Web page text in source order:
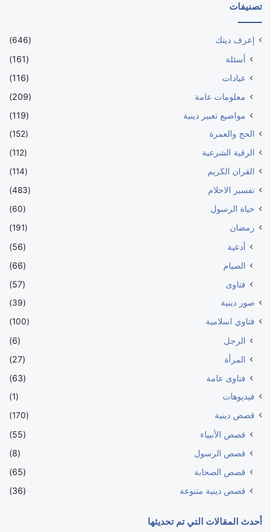
تصنيفات
إعرف دينك (646)
أسئلة
(161)
عبادات
(116)
معلومات عامة
(209)
مواضيع تعبير دينية
(119)
الحج والعمرة
(152)
الرقية الشرعية
(112)
القران الكريم
(114)
تفسير الاحلام
(483)
حياة الرسول
(60)
رمضان
(191)
أدعية
(56)
الصيام
(66)
فتاوى
(57)
صور دينية
(39)
فتاوي اسلامية
(100)
الرجل
(6)
المرأة
(27)
فتاوى عامة
(63)
فيديوهات
(1)
قصص دينية
(170)
قصص الأنبياء
(55)
قصص الرسول
(8)
قصص الصحابة
(65)
قصص دينية متنوعة
(36)
أحدث المقالات التي تم تحديثها